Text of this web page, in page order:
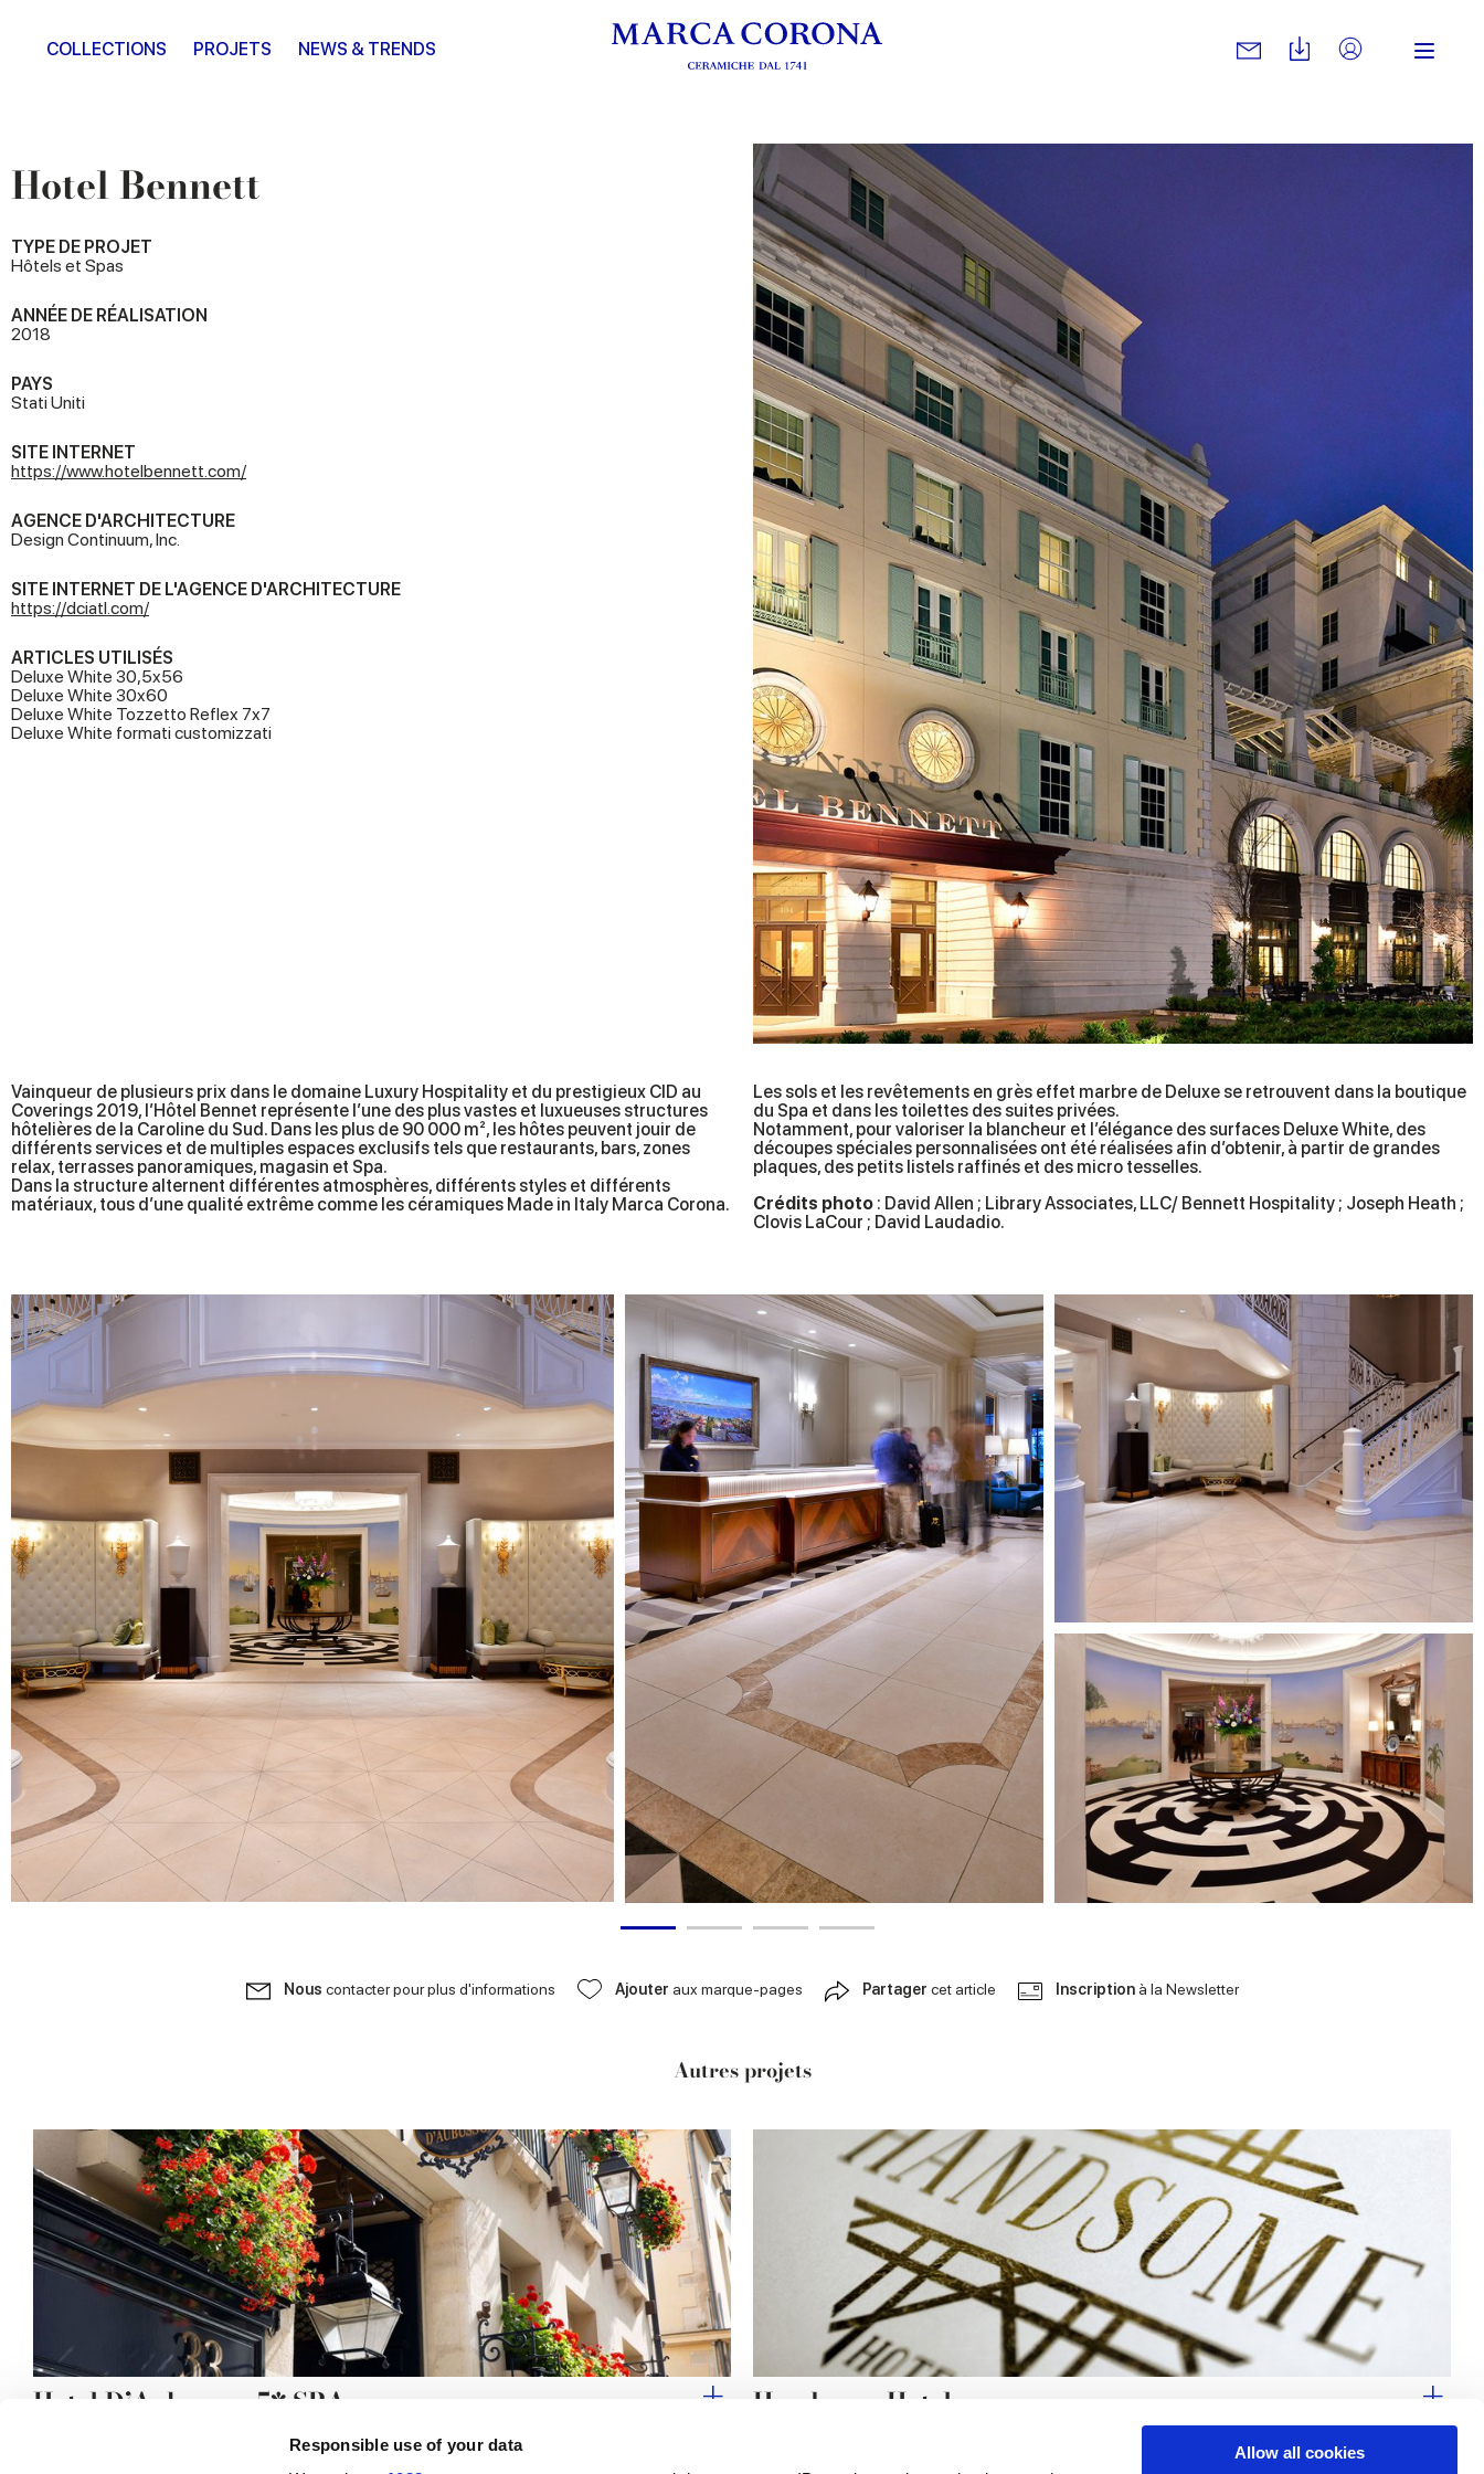
Responsible use of your data
Allow all cookies
COLLECTIONS PROJETS NEWS & TRENDS
Hotel Bennett
TYPE DE PROJET
Hôtels et Spas
ANNÉE DE RÉALISATION
2018
PAYS
Stati Uniti
SITE INTERNET
https://www.hotelbennett.com/
AGENCE D'ARCHITECTURE
Design Continuum, Inc.
SITE INTERNET DE L'AGENCE D'ARCHITECTURE
https://dciatl.com/
ARTICLES UTILISÉS
Deluxe White 30,5x56
Deluxe White 30x60
Deluxe White Tozzetto Reflex 7x7
Deluxe White formati customizzati
Vainqueur de plusieurs prix dans le domaine Luxury Hospitality et du prestigieux CID au
Coverings 2019, l’Hôtel Bennet représente l’une des plus vastes et luxueuses structures
hôtelières de la Caroline du Sud. Dans les plus de 90 000 m², les hôtes peuvent jouir de
différents services et de multiples espaces exclusifs tels que restaurants, bars, zones
relax, terrasses panoramiques, magasin et Spa.
Dans la structure alternent différentes atmosphères, différents styles et différents
matériaux, tous d’une qualité extrême comme les céramiques Made in Italy Marca Corona.
Les sols et les revêtements en grès effet marbre de Deluxe se retrouvent dans la boutique
du Spa et dans les toilettes des suites privées.
Notamment, pour valoriser la blancheur et l’élégance des surfaces Deluxe White, des
découpes spéciales personnalisées ont été réalisées afin d’obtenir, à partir de grandes
plaques, des petits listels raffinés et des micro tesselles.
Crédits photo : David Allen ; Library Associates, LLC/ Bennett Hospitality ; Joseph Heath ;
Clovis LaCour ; David Laudadio.
Nous contacter pour plus d'informations Ajouter aux marque-pages Partager cet article Inscription à la Newsletter
Autres projets
Hotel D’Aubusson 5* SPA Handsome Hotel